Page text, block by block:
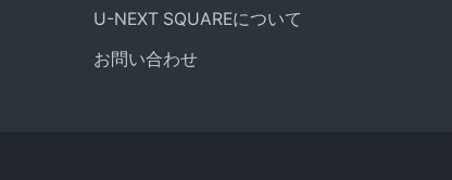
U-NEXT SQUAREについて
お問い合わせ